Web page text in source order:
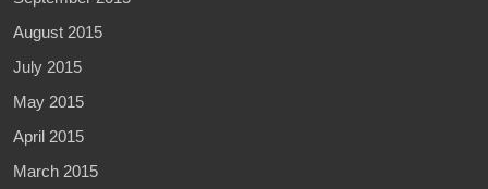
August 2015
July 2015
May 2015
April 2015
March 2015